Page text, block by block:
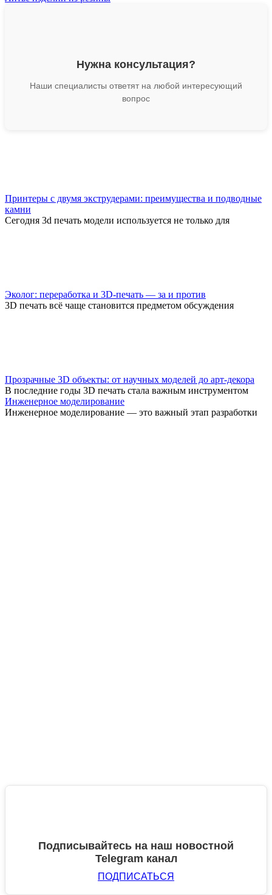
Нужна консультация?
Наши специалисты ответят на любой интересующий
вопрос
Принтеры с двумя экструдерами: преимущества и подводные
камни
Сегодня 3d печать модели используется не только для
Эколог: переработка и 3D-печать — за и против
3D печать всё чаще становится предметом обсуждения
Прозрачные 3D объекты: от научных моделей до арт-декора
В последние годы 3D печать стала важным инструментом
Инженерное моделирование
Инженерное моделирование — это важный этап разработки
Подписывайтесь на наш новостной
Telegram канал
ПОДПИСАТЬСЯ